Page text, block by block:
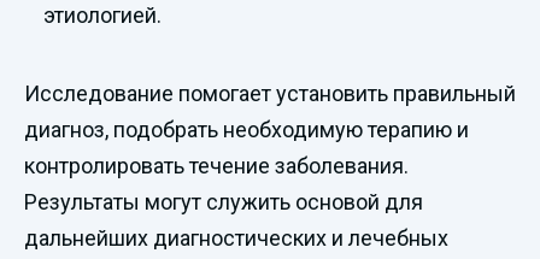
этиологией.
Исследование помогает установить правильный
диагноз, подобрать необходимую терапию и
контролировать течение заболевания.
Результаты могут служить основой для
дальнейших диагностических и лечебных